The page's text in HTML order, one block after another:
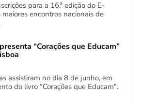
para a 16.ª edição do E-
encontros nacionais de
“Corações que Educam”
assistiram no dia 8 de junho, em
do livro “Corações que Educam".